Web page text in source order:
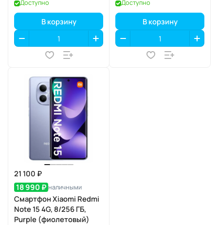
Доступно
В корзину
Доступно
В корзину
21 100 ₽
18 990 ₽ наличными
Смартфон Xiaomi Redmi
Note 15 4G, 8/256 ГБ,
Purple (фиолетовый)